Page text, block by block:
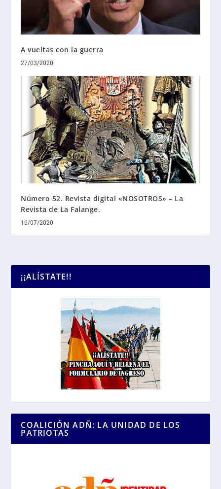
A vueltas con la guerra
27/03/2020
Número 52. Revista digital «NOSOTROS» – La
Revista de La Falange.
16/07/2020
¡¡ALÍSTATE!!
COALICIÓN ADÑ: LA UNIDAD DE LOS
PATRIOTAS